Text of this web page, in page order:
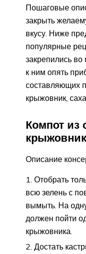
Пошаговые
закрыть
вкусу. Ниже
популярные
закрепились во
к ним опять
составляющих
крыжовник,
Компот из
Описание
Отобрать
всю зелень с
вымыть. На
должен пойти
крыжовника.
Достать